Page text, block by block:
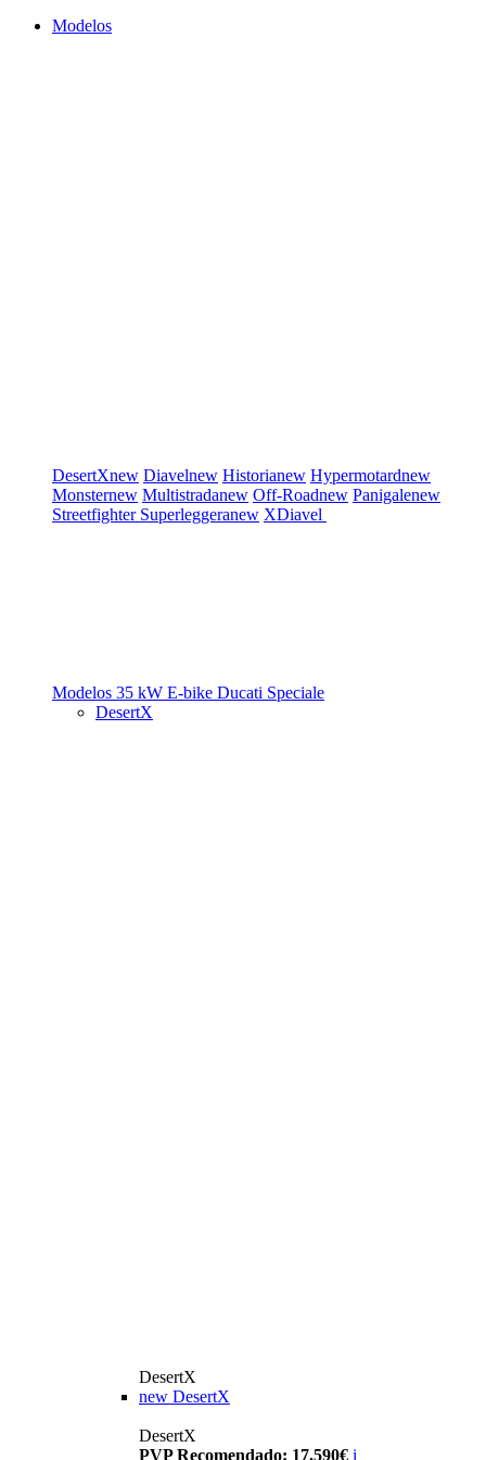
Modelos
DesertXnew Diavelnew Historianew Hypermotardnew
Monsternew Multistradanew Off-Roadnew Panigalenew
Streetfighter Superleggeranew XDiavel
Modelos 35 kW E-bike Ducati Speciale
DesertX
DesertX
new DesertX
DesertX
PVP Recomendado: 17.590€ i